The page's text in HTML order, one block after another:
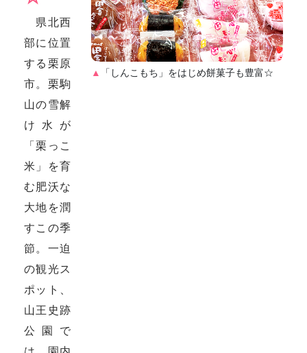
県北西
部に位置
する栗原
市。栗駒
山の雪解
け水が
「栗っこ
米」を育
む肥沃な
大地を潤
すこの季
節。一迫
の観光ス
ポット、
山王史跡
公園で
▲ 「しんこもち」をはじめ餅菓子も豊富☆